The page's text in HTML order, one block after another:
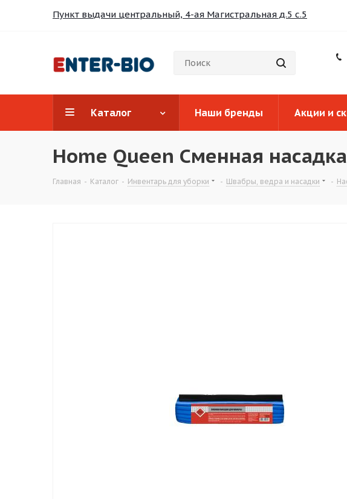
Пункт выдачи центральный, 4-ая Магистральная д.5 с.5
Каталог Наши бренды Акции и
Home Queen Сменная
Главная - Каталог - Инвентарь для уборки - Швабры, ведра и насадки -